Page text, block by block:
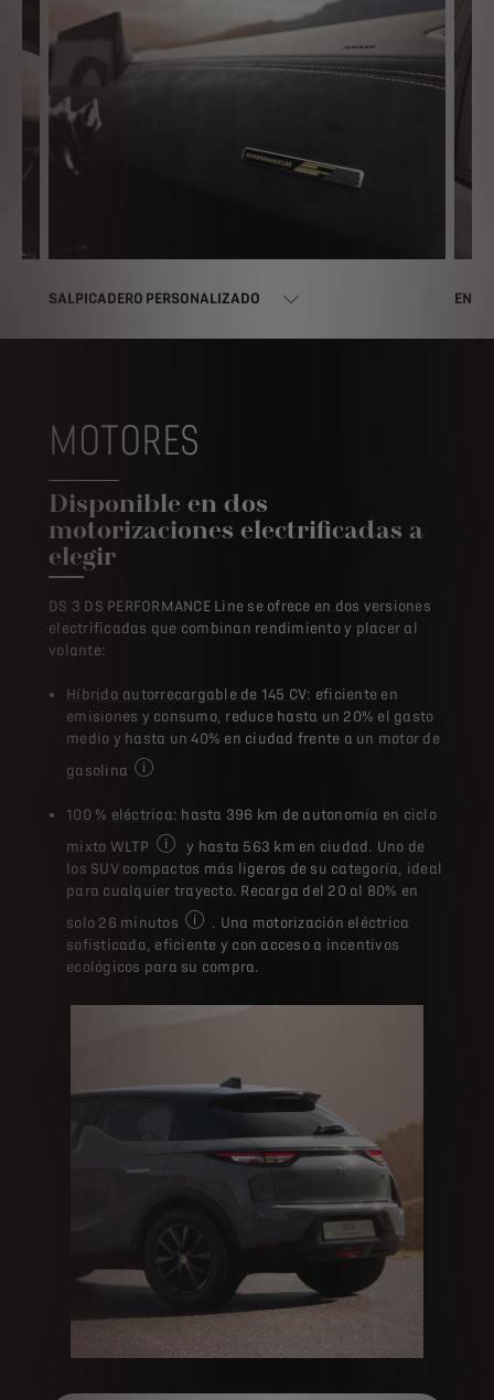
SALPICADERO PERSONALIZADO
MOTORES
Disponible en dos
motorizaciones electrificadas a
elegir
DS 3 DS PERFORMANCE Line se ofrece en dos versiones
electrificadas que combinan rendimiento y placer al
volante:
Híbrida autorrecargable de 145 CV: eficiente en
emisiones y consumo, reduce hasta un 20% el gasto
medio y hasta un 40% en ciudad frente a un motor de
gasolina
100 % eléctrica: hasta 396 km de autonomía en ciclo
mixto WLTP
Las cifras indicadas de consumo de
y hasta 563 km en ciudad. Uno de
los SUV compactos más ligeros de su categoría, ideal
para cualquier trayecto. Recarga del 20 al 80% en
solo 26 minutos
En un cargador rápido
. Una motorización eléctrica
sofisticada, eficiente y con acceso a incentivos
ecológicos para su compra.